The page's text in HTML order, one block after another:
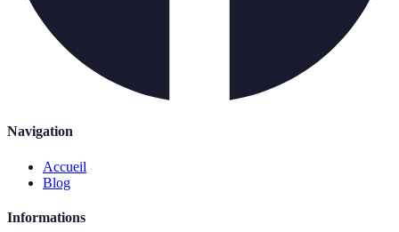
Navigation
Accueil
Blog
Informations